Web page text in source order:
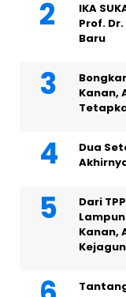
IKA
Prof.
Baru
Kanan,
Dua
Dari
Kanan,